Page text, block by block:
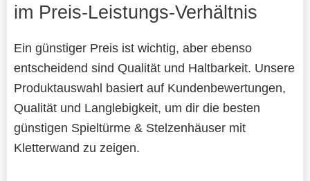
im Preis-Leistungs-Verhältnis
Ein günstiger Preis ist wichtig, aber ebenso
entscheidend sind Qualität und Haltbarkeit. Unsere
Produktauswahl basiert auf Kundenbewertungen,
Qualität und Langlebigkeit, um dir die besten
günstigen Spieltürme & Stelzenhäuser mit
Kletterwand zu zeigen.